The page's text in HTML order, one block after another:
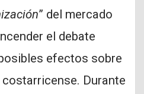
” del mercado
el debate
efectos sobre
Durante